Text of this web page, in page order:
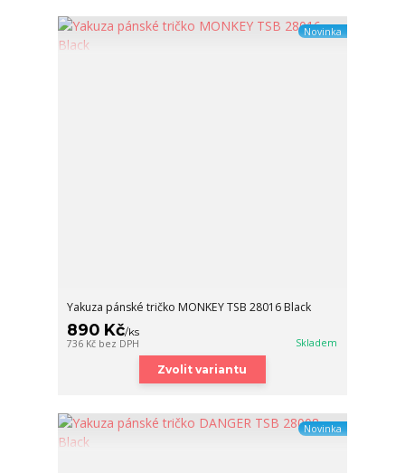
Novinka
Yakuza pánské tričko MONKEY TSB 28016 Black
890 Kč/ks
736 Kč bez DPH Skladem
Zvolit variantu
Novinka